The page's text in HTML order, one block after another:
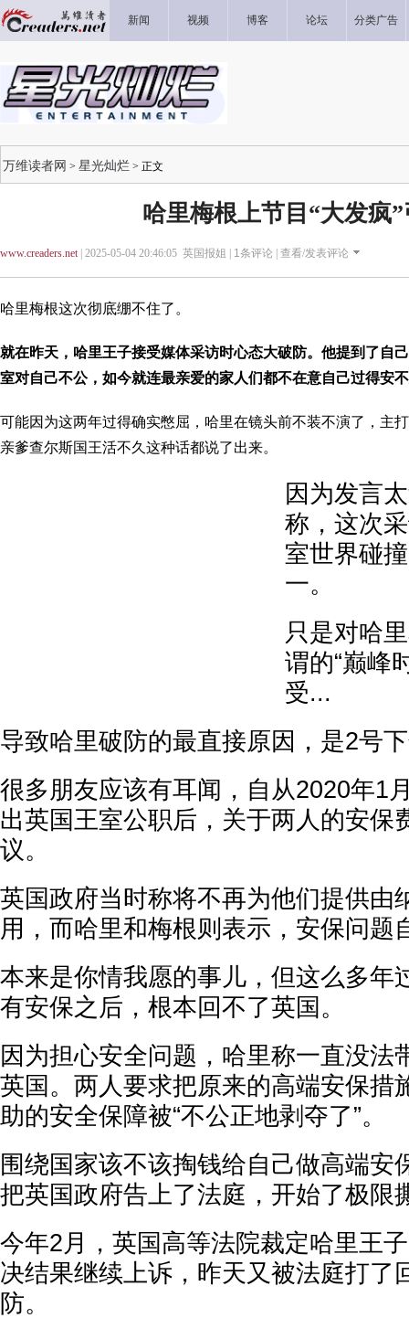
新闻 视频 博客 论坛 分类广告
万维读者网 > 星光灿烂 > 正文
哈里梅根上节目“大发疯
www.creaders.net| 2025-05-04 20:46:05 英国报姐 | 1条评论 | 查看/发表评论
哈里梅根这次彻底绷不住了。
就在昨天，哈里王子接受媒体采访时心态大破防。他提到了自
室对自己不公，如今就连最亲爱的家人们都不在意自己过得安
可能因为这两年过得确实憋屈，哈里在镜头前不装不演了，主
亲爹查尔斯国王活不久这种话都说了出来。
因为发言
称，这次
室世界碰
一。
只是对哈
谓的“巅峰
受...
导致哈里破防的最直接原因，是2号
很多朋友应该有耳闻，自从2020年1
出英国王室公职后，关于两人的安保
议。
英国政府当时称将不再为他们提供由
用，而哈里和梅根则表示，安保问题
本来是你情我愿的事儿，但这么多年
有安保之后，根本回不了英国。
因为担心安全问题，哈里称一直没法
英国。两人要求把原来的高端安保措
助的安全保障被“不公正地剥夺了”。
围绕国家该不该掏钱给自己做高端安
把英国政府告上了法庭，开始了极限
今年2月，英国高等法院裁定哈里王
决结果继续上诉，昨天又被法庭打了
防。